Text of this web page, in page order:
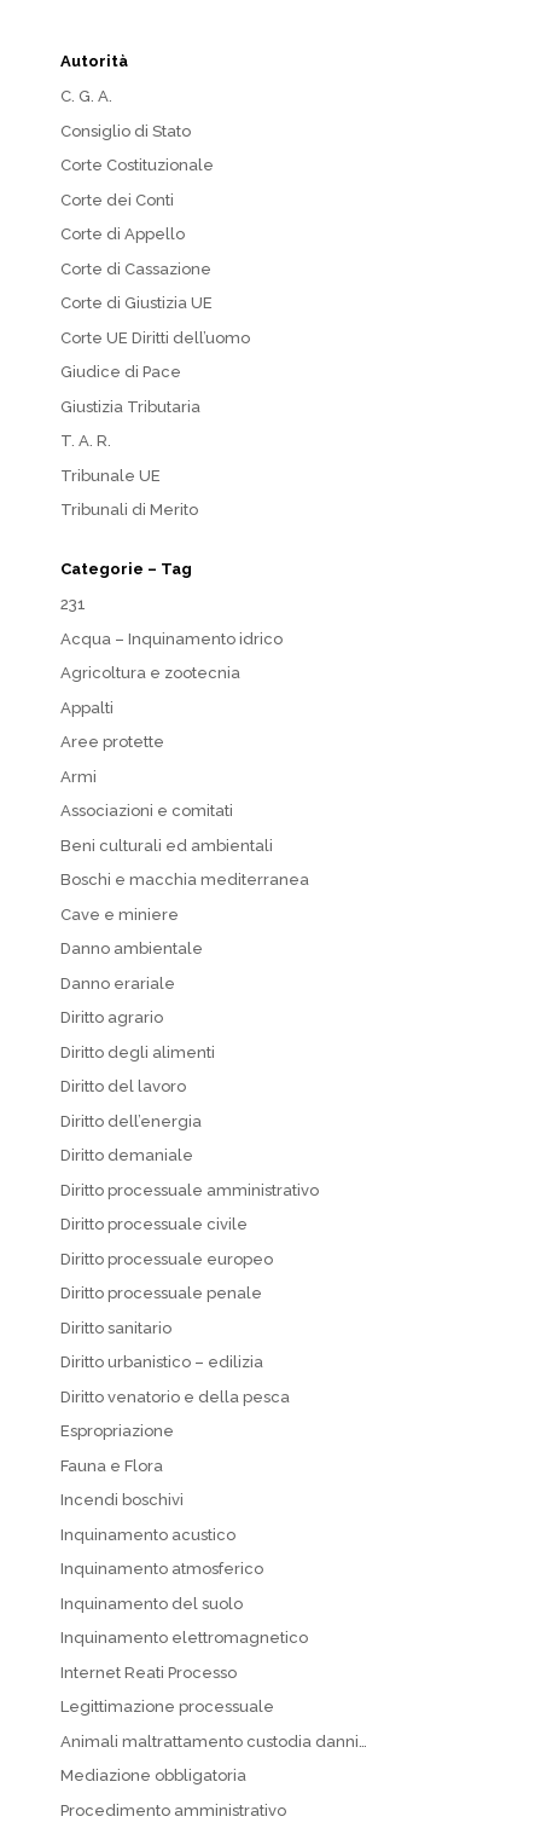
Autorità
C. G. A.
Consiglio di Stato
Corte Costituzionale
Corte dei Conti
Corte di Appello
Corte di Cassazione
Corte di Giustizia UE
Corte UE Diritti dell’uomo
Giudice di Pace
Giustizia Tributaria
T. A. R.
Tribunale UE
Tribunali di Merito
Categorie – Tag
231
Acqua – Inquinamento idrico
Agricoltura e zootecnia
Appalti
Aree protette
Armi
Associazioni e comitati
Beni culturali ed ambientali
Boschi e macchia mediterranea
Cave e miniere
Danno ambientale
Danno erariale
Diritto agrario
Diritto degli alimenti
Diritto del lavoro
Diritto dell’energia
Diritto demaniale
Diritto processuale amministrativo
Diritto processuale civile
Diritto processuale europeo
Diritto processuale penale
Diritto sanitario
Diritto urbanistico – edilizia
Diritto venatorio e della pesca
Espropriazione
Fauna e Flora
Incendi boschivi
Inquinamento acustico
Inquinamento atmosferico
Inquinamento del suolo
Inquinamento elettromagnetico
Internet Reati Processo
Legittimazione processuale
Animali maltrattamento custodia danni…
Mediazione obbligatoria
Procedimento amministrativo